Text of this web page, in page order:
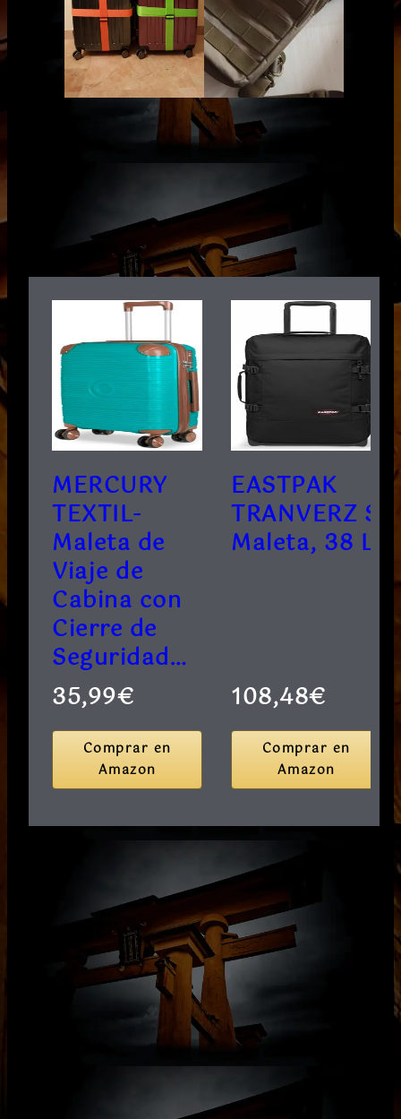
MERCURY
TEXTIL-
Maleta de
Viaje de
Cabina con
Cierre de
Seguridad…
35,99€
Comprar en
Amazon
EASTPAK
TRANVERZ S
Maleta, 38 L
108,48€
Comprar en
Amazon